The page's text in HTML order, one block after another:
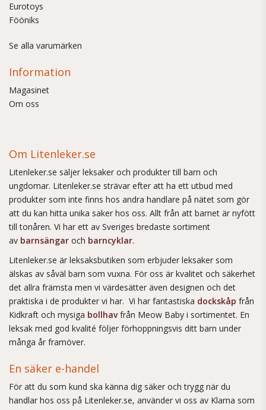
Eurotoys
Fööniks
Se alla varumärken
Information
Magasinet
Om oss
Om Litenleker.se
Litenleker.se säljer leksaker och produkter till barn och
ungdomar. Litenleker.se strävar efter att ha ett utbud med
produkter som inte finns hos andra handlare på nätet som gör
att du kan hitta unika saker hos oss. Allt från att barnet är nyfött
till tonåren. Vi har ett av Sveriges bredaste sortiment
av barnsängar och barncyklar.
Litenleker.se är leksaksbutiken som erbjuder leksaker som
älskas av såväl barn som vuxna. För oss är kvalitet och säkerhet
det allra främsta men vi värdesätter även designen och det
praktiska i de produkter vi har. Vi har fantastiska dockskåp från
Kidkraft och mysiga bollhavfrån Meow Baby i sortimentet. En
leksak med god kvalité följer förhoppningsvis ditt barn under
många år framöver.
En säker e-handel
För att du som kund ska känna dig säker och trygg när du
handlar hos oss på Litenleker.se, använder vi oss av Klarna som